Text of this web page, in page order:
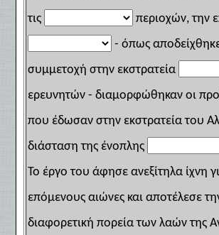
τις
περιοχών, την
- όπως
συμμετοχή στην εκστρατεία
ερευνητών - διαμορφώθηκαν οι
που έδωσαν στην εκστρατεία του
διάσταση της ένοπλης
Το έργο του άφησε ανεξίτηλα ίχνη
επόμενους αιώνες και αποτέλεσε
διαφορετική πορεία των λαών της